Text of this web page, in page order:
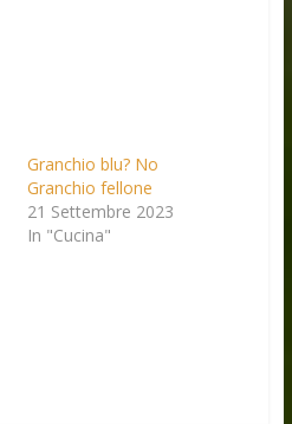
Granchio blu? No
Granchio fellone
21 Settembre 2023
In "Cucina"